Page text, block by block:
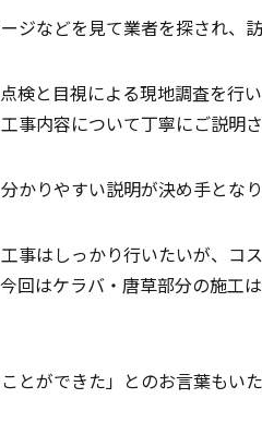
ジなどを見て業者を探され、
検と目視による現地調査を行い
事内容について丁寧にご説明
かりやすい説明が決め手とな
事はしっかり行いたいが、コ
回はケラバ・唐草部分の施工
とができた」とのお言葉もいた